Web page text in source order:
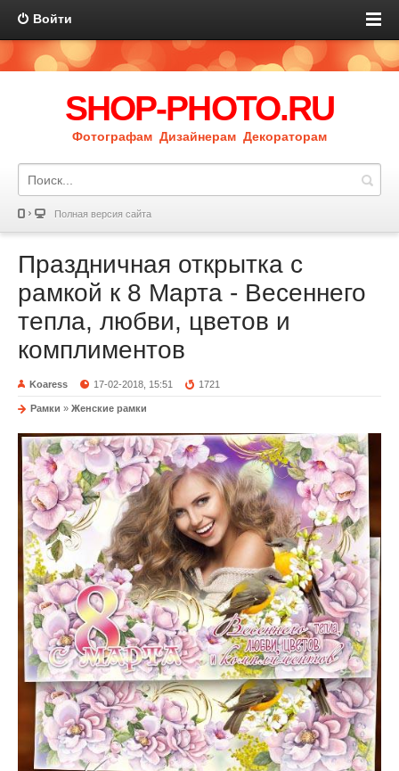
Войти
SHOP-PHOTO.RU
Фотографам Дизайнерам Декораторам
Полная версия сайта
Праздничная открытка с
рамкой к 8 Марта - Весеннего
тепла, любви, цветов и
комплиментов
Koaress 17-02-2018, 15:51 1721
Рамки » Женские рамки